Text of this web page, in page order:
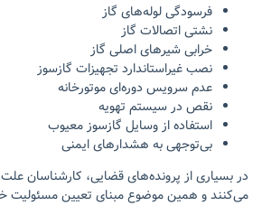
فرسودگی لوله‌های گاز
نشتی اتصالات گاز
خرابی شیرهای اصلی گاز
نصب غیراستاندارد تجهیزات گازسوز
عدم سرویس دوره‌ای موتورخانه
نقص در سیستم تهویه
استفاده از وسایل گازسوز معیوب
بی‌توجهی به هشدارهای ایمنی
در بسیاری از پرونده‌های قضایی، کارشناسان
می‌کنند و همین موضوع مبنای تعیین مسئولیت